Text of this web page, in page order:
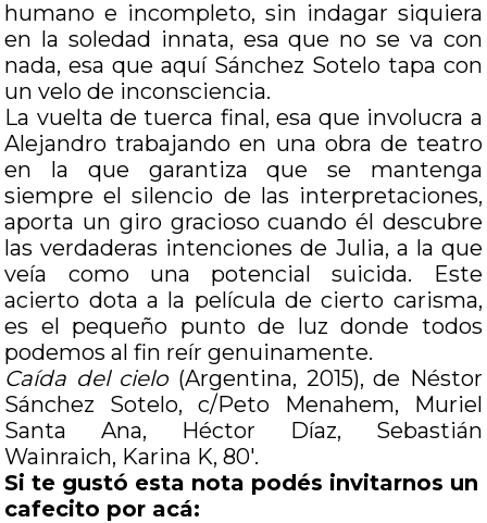
humano e incompleto, sin indagar siquiera
en la soledad innata, esa que no se va con
nada, esa que aquí Sánchez Sotelo tapa con
un velo de inconsciencia.
La vuelta de tuerca final, esa que involucra a
Alejandro trabajando en una obra de teatro
en la que garantiza que se mantenga
siempre el silencio de las interpretaciones,
aporta un giro gracioso cuando él descubre
las verdaderas intenciones de Julia, a la que
veía como una potencial suicida. Este
acierto dota a la película de cierto carisma,
es el pequeño punto de luz donde todos
podemos al fin reír genuinamente.
Caída del cielo(Argentina, 2015), de Néstor
Sánchez Sotelo, c/Peto Menahem, Muriel
Santa Ana, Héctor Díaz, Sebastián
Wainraich, Karina K, 80′.
Si te gustó esta nota podés invitarnos un
cafecito por acá: